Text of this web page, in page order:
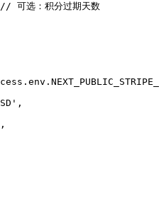
// 可选：积分过期天数
,
,